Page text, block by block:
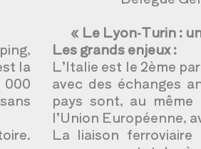
la
000
« Le Lyon-Turin :
Les grands enjeux :
L’Italie est le 2ème
avec des échanges
pays sont, au même
l’Union Européenne,
La liaison